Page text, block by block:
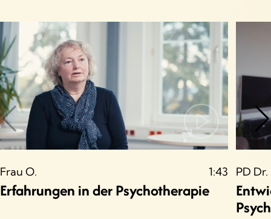
Frau O. 1:43
Erfahrungen in der Psychotherapie
PD